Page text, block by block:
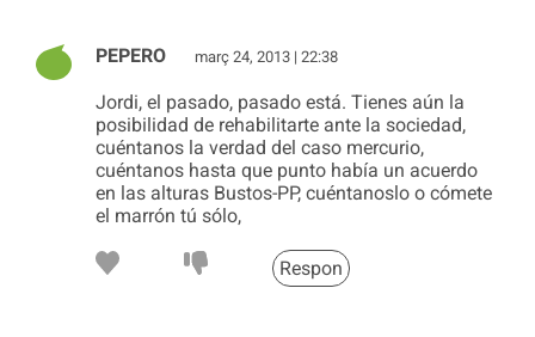
PEPERO març 24, 2013 | 22:38
Jordi, el pasado, pasado está. Tienes aún la
posibilidad de rehabilitarte ante la sociedad,
cuéntanos la verdad del caso mercurio,
cuéntanos hasta que punto había un acuerdo
en las alturas Bustos-PP, cuéntanoslo o cómete
el marrón tú sólo,
Respon